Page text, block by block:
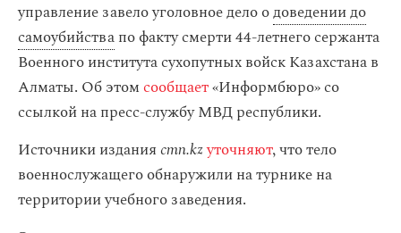
управление завело уголовное дело одоведении до
самоубийствапо факту смерти 44-летнего сержанта
Военного института сухопутных войск Казахстана в
Алматы. Об этомсообщает«Информбюро» со
ссылкой на пресс-службу МВД республики.
Источники издания cmn.kzуточняют, что тело
военнослужащего обнаружили на турнике на
территории учебного заведения.